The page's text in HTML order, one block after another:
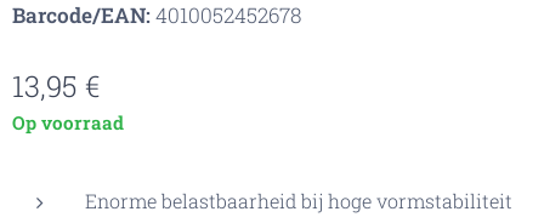
Barcode/EAN:4010052452678
13,95 €
Op voorraad
Enorme belastbaarheid bij hoge vormstabiliteit